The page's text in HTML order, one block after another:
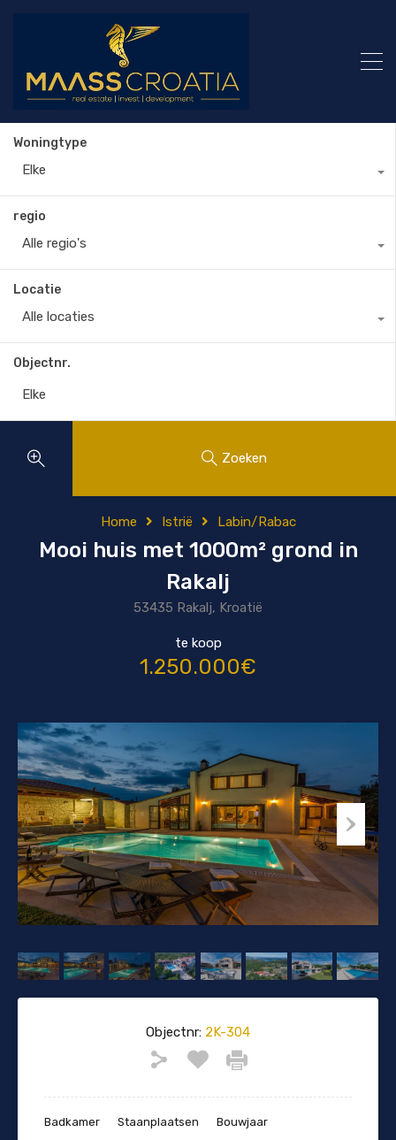
Woningtype
Elke
regio
Alle regio's
Locatie
Alle locaties
Objectnr.
Zoeken
Home Istrië Labin/Rabac
Mooi huis met 1000m² grond in
Rakalj
53435 Rakalj, Kroatië
te koop
1.250.000€
Objectnr: 2K-304
Badkamer Staanplaatsen Bouwjaar